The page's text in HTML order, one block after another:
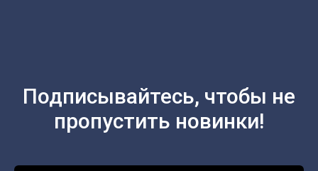
Подписывайтесь, чтобы не
пропустить новинки!